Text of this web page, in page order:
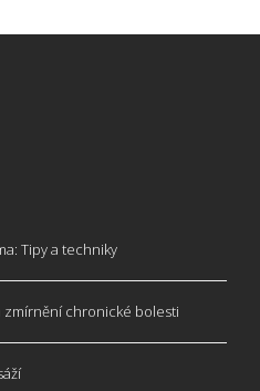
Tipy a techniky
zmírnění chronické bolesti